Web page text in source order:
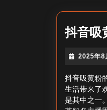
抖音吸
2025年8
抖音吸黄粉
生活带来了
是其中之一